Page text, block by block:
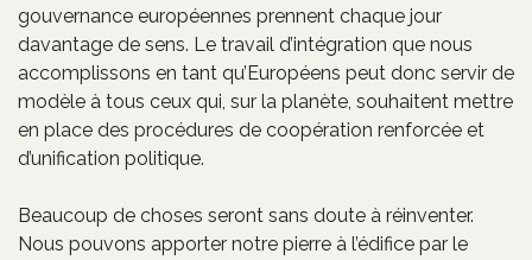
gouvernance européennes prennent chaque jour
davantage de sens. Le travail d’intégration que nous
accomplissons en tant qu’Européens peut donc servir de
modèle à tous ceux qui, sur la planète, souhaitent mettre
en place des procédures de coopération renforcée et
d’unification politique.
Beaucoup de choses seront sans doute à réinventer.
Nous pouvons apporter notre pierre à l’édifice par le